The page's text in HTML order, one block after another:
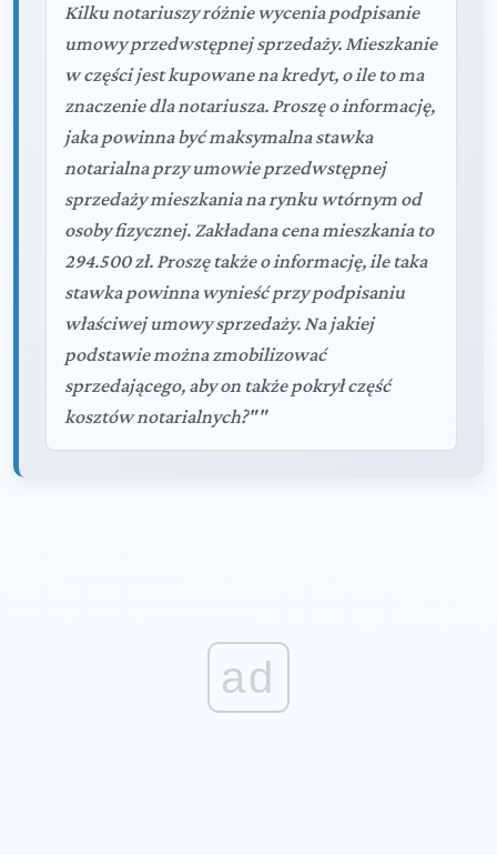
Kilku notariuszy różnie wycenia podpisanie
umowy przedwstępnej sprzedaży. Mieszkanie
w części jest kupowane na kredyt, o ile to ma
znaczenie dla notariusza. Proszę o informację,
jaka powinna być maksymalna stawka
notarialna przy umowie przedwstępnej
sprzedaży mieszkania na rynku wtórnym od
osoby fizycznej. Zakładana cena mieszkania to
294.500 zł. Proszę także o informację, ile taka
stawka powinna wynieść przy podpisaniu
właściwej umowy sprzedaży. Na jakiej
podstawie można zmobilizować
sprzedającego, aby on także pokrył część
kosztów notarialnych?""
ad